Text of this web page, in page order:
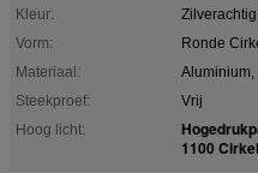
Kleur:
Zilverachtig
Vorm:
Ronde
Materiaal:
Aluminium,
Steekproef:
Vrij
Hoog licht:
1100